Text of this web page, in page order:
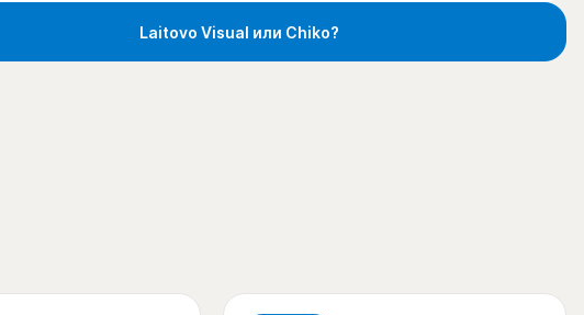
Laitovo Visual или Chiko?